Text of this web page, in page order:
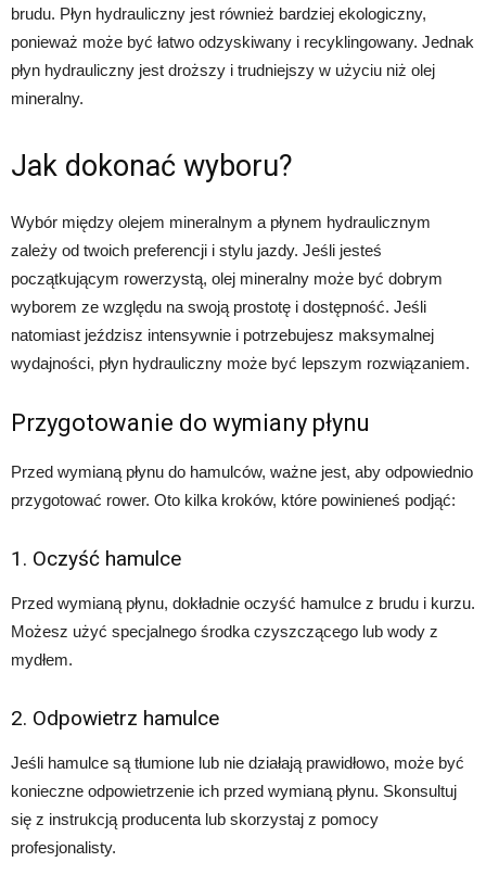
brudu. Płyn hydrauliczny jest również bardziej ekologiczny,
ponieważ może być łatwo odzyskiwany i recyklingowany. Jednak
płyn hydrauliczny jest droższy i trudniejszy w użyciu niż olej
mineralny.
Jak dokonać wyboru?
Wybór między olejem mineralnym a płynem hydraulicznym
zależy od twoich preferencji i stylu jazdy. Jeśli jesteś
początkującym rowerzystą, olej mineralny może być dobrym
wyborem ze względu na swoją prostotę i dostępność. Jeśli
natomiast jeździsz intensywnie i potrzebujesz maksymalnej
wydajności, płyn hydrauliczny może być lepszym rozwiązaniem.
Przygotowanie do wymiany płynu
Przed wymianą płynu do hamulców, ważne jest, aby odpowiednio
przygotować rower. Oto kilka kroków, które powinieneś podjąć:
1. Oczyść hamulce
Przed wymianą płynu, dokładnie oczyść hamulce z brudu i kurzu.
Możesz użyć specjalnego środka czyszczącego lub wody z
mydłem.
2. Odpowietrz hamulce
Jeśli hamulce są tłumione lub nie działają prawidłowo, może być
konieczne odpowietrzenie ich przed wymianą płynu. Skonsultuj
się z instrukcją producenta lub skorzystaj z pomocy
profesjonalisty.